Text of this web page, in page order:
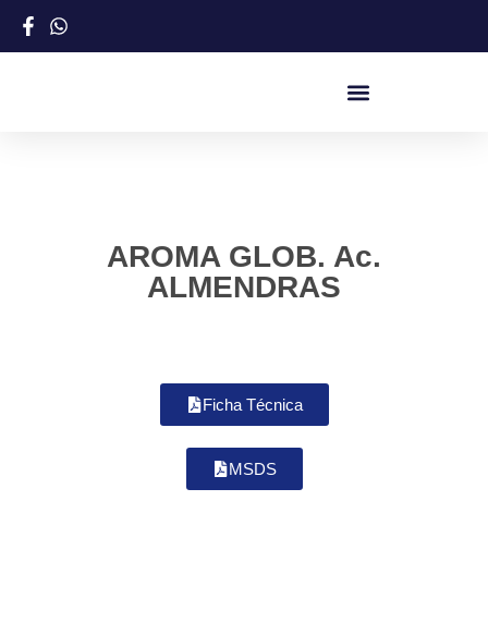
AROMA GLOB. Ac.
ALMENDRAS
Ficha Técnica
MSDS